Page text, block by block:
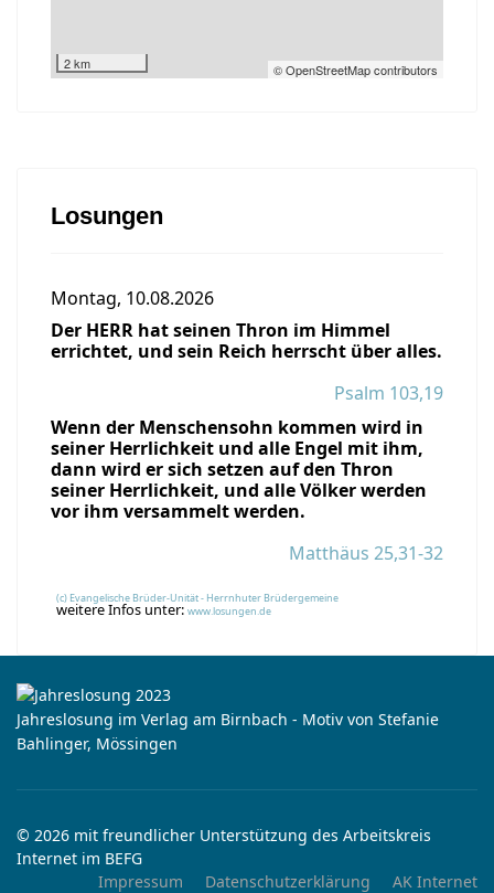
2 km © OpenStreetMap contributors
Losungen
Montag, 10.08.2026
Der HERR hat seinen Thron im Himmel
errichtet, und sein Reich herrscht über alles.
Psalm 103,19
Wenn der Menschensohn kommen wird in
seiner Herrlichkeit und alle Engel mit ihm,
dann wird er sich setzen auf den Thron
seiner Herrlichkeit, und alle Völker werden
vor ihm versammelt werden.
Matthäus 25,31-32
(c) Evangelische Brüder-Unität - Herrnhuter Brüdergemeine
weitere Infos unter: www.losungen.de
Jahreslosung im Verlag am Birnbach - Motiv von Stefanie
Bahlinger, Mössingen
© 2026 mit freundlicher Unterstützung des Arbeitskreis
Internet im BEFG
Impressum
Datenschutzerklärung AK Internet